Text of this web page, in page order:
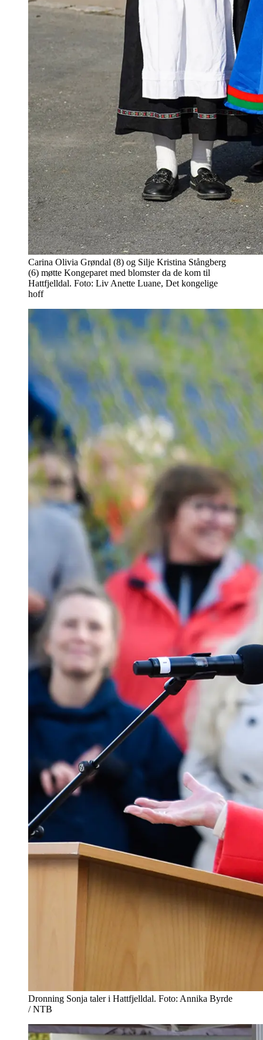
Carina Olivia Grøndal (8) og Silje Kristina Stångberg
(6) møtte Kongeparet med blomster da de kom til
Hattfjelldal. Foto: Liv Anette Luane, Det kongelige
hoff
Dronning Sonja taler i Hattfjelldal. Foto: Annika Byrde
/ NTB